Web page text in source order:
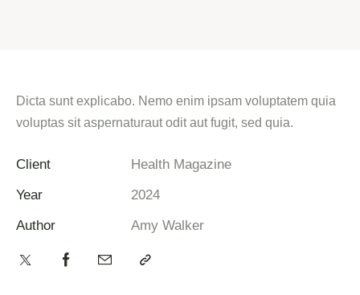
Dicta sunt explicabo. Nemo enim ipsam voluptatem quia
voluptas sit aspernaturaut odit aut fugit, sed quia.
Client
Health Magazine
Year
2024
Author
Amy Walker